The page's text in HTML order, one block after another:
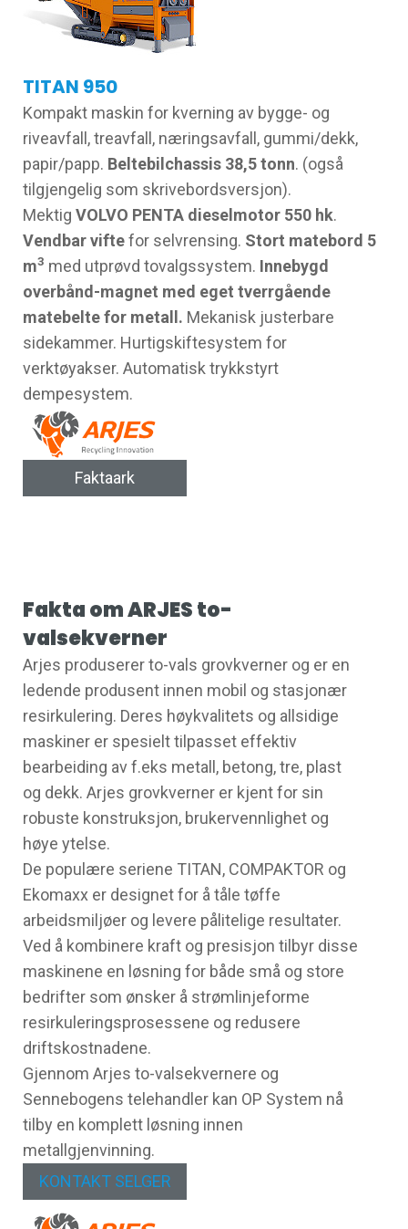
TITAN 950
Kompakt maskin for kverning av bygge- og
riveavfall, treavfall, næringsavfall, gummi/dekk,
papir/papp. Beltebilchassis 38,5 tonn. (også
tilgjengelig som skrivebordsversjon).
Mektig VOLVO PENTA dieselmotor 550 hk.
Vendbar viftefor selvrensing. Stort matebord 5
m3 med utprøvd tovalgssystem. Innebygd
overbånd-magnet med eget tverrgående
matebelte for metall. Mekanisk justerbare
sidekammer. Hurtigskiftesystem for
verktøyakser. Automatisk trykkstyrt
dempesystem.
Faktaark
Fakta om ARJES to-
valsekverner
Arjes produserer to-vals grovkverner og er en
ledende produsent innen mobil og stasjonær
resirkulering. Deres høykvalitets og allsidige
maskiner er spesielt tilpasset effektiv
bearbeiding av f.eks metall, betong, tre, plast
og dekk. Arjes grovkverner er kjent for sin
robuste konstruksjon, brukervennlighet og
høye ytelse.
De populære seriene TITAN, COMPAKTOR og
Ekomaxx er designet for å tåle tøffe
arbeidsmiljøer og levere pålitelige resultater.
Ved å kombinere kraft og presisjon tilbyr disse
maskinene en løsning for både små og store
bedrifter som ønsker å strømlinjeforme
resirkuleringsprosessene og redusere
driftskostnadene.
Gjennom Arjes to-valsekvernere og
Sennebogens telehandler kan OP System nå
tilby en komplett løsning innen
metallgjenvinning.
KONTAKT SELGER